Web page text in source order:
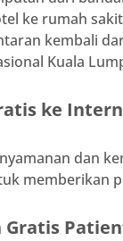
ke rumah
kembali
Kuala
ke
dan
memberikan
Gratis